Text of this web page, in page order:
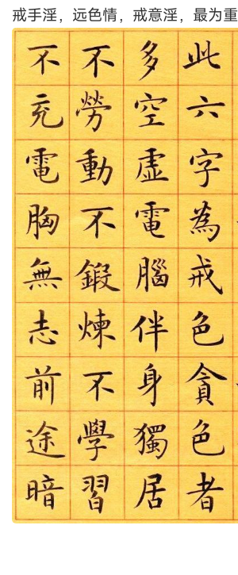
戒手淫，远色情，戒意淫，最为重